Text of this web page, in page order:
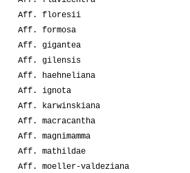
Aff. floresii
Aff. formosa
Aff. gigantea
Aff. gilensis
Aff. haehneliana
Aff. ignota
Aff. karwinskiana
Aff. macracantha
Aff. magnimamma
Aff. mathildae
Aff. moeller-valdeziana